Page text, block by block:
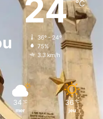
a
g
r
o
k
24℃
36º - 24º
75%
3.3 km/h
34 ℃
mer
36 ℃
jeu